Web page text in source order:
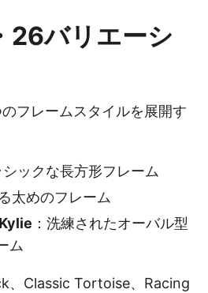
26バリエーシ
フレームスタイルを展開す
シックな長方形フレーム
太めのフレーム
：洗練されたオーバル型
ム
、Classic Tortoise、Racing